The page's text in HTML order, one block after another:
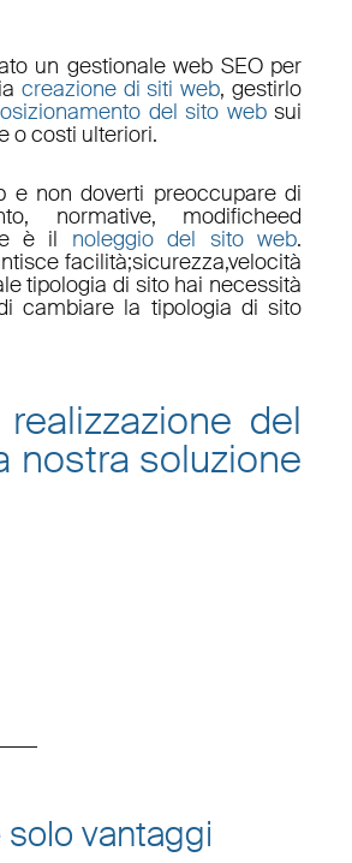
un gestionale web SEOper
creazione di siti web, gestirlo
del sito websui
o costi ulteriori.
e non doverti preoccupare di
, normative, modificheed
è il noleggio del sito web.
facilità;sicurezza,velocità
tipologia di sito hai necessità
cambiare la tipologia di sito
realizzazione del
nostra soluzione
vantaggi